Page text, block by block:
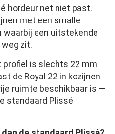
hordeur net niet past.
met een smalle
waarbij een uitstekende
zit.
profiel is slechts 22 mm
de Royal 22 in kozijnen
ruimte beschikbaar is —
standaard Plissé